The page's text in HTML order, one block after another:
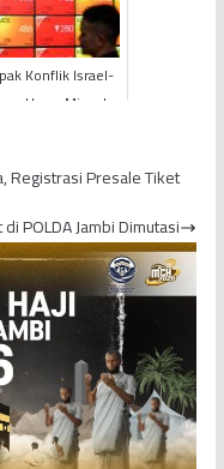
Konflik Israel-
Harga Minyak
Registrasi Presale Tiket
POLDA Jambi Dimutasi